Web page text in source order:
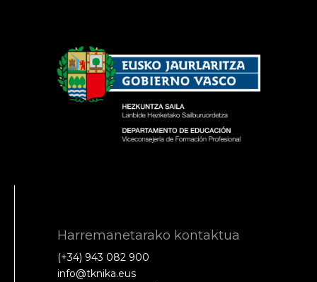
Harremanetarako kontaktua
(+34) 943 082 900
info@tknika.eus